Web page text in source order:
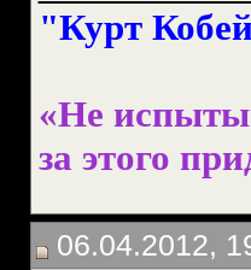
"Курт
«Не
за этого
06.04.2012,